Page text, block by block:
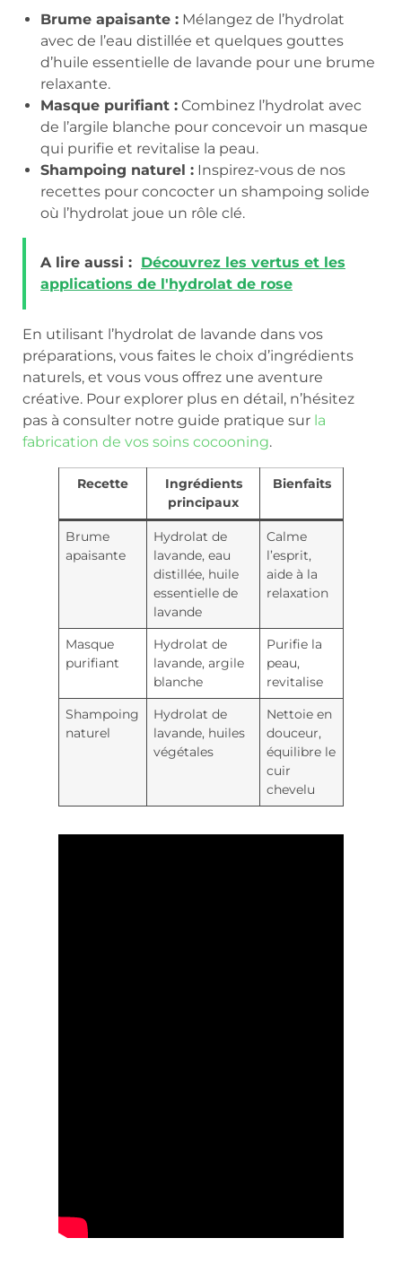
Brume apaisante : Mélangez de l’hydrolat
avec de l’eau distillée et quelques gouttes
d’huile essentielle de lavande pour une brume
relaxante.
Masque purifiant : Combinez l’hydrolat avec
de l’argile blanche pour concevoir un masque
qui purifie et revitalise la peau.
Shampoing naturel : Inspirez-vous de nos
recettes pour concocter un shampoing solide
où l’hydrolat joue un rôle clé.
A lire aussi : Découvrez les vertus et les
applications de l'hydrolat de rose
En utilisant l’hydrolat de lavande dans vos
préparations, vous faites le choix d’ingrédients
naturels, et vous vous offrez une aventure
créative. Pour explorer plus en détail, n’hésitez
pas à consulter notre guide pratique sur la
fabrication de vos soins cocooning.
Recette
Ingrédients
principaux
Bienfaits
Brume
apaisante
Hydrolat de
lavande, eau
distillée, huile
essentielle de
lavande
Calme
l’esprit,
aide à la
relaxation
Masque
purifiant
Hydrolat de
lavande, argile
blanche
Purifie la
peau,
revitalise
Shampoing
naturel
Hydrolat de
lavande, huiles
végétales
Nettoie en
douceur,
équilibre le
cuir
chevelu